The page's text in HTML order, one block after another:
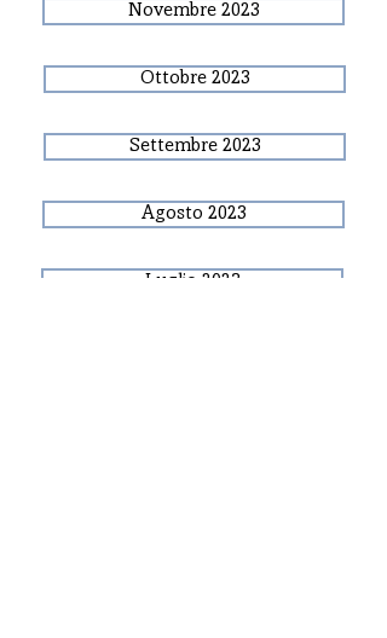
Novembre 2023
Ottobre 2023
Settembre 2023
Agosto 2023
Luglio 2023